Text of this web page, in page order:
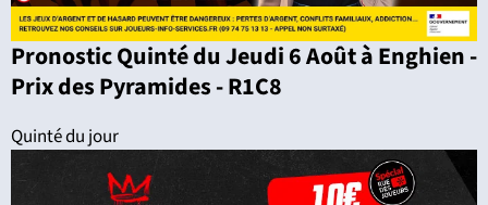
Pronostic Quinté du Jeudi 6 Août à Enghien -
Prix des Pyramides - R1C8
Quinté du jour